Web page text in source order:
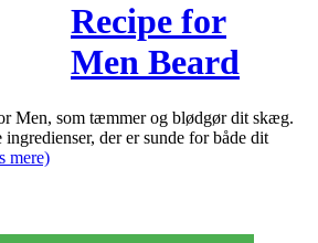
Recipe for
Men Beard
Elixir (25 ml)
Men, som tæmmer og blødgør dit skæg.
der er sunde for både dit
mere)